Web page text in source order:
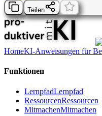
Teilen
HomeKI-Anweisungen für
Funktionen
LernpfadLernpfad
RessourcenRessourcen
MitmachenMitmachen